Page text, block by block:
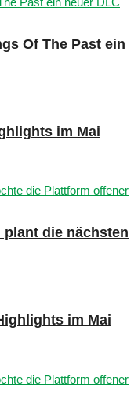
Of The Past ein
im Mai
plant die nächsten
im Mai